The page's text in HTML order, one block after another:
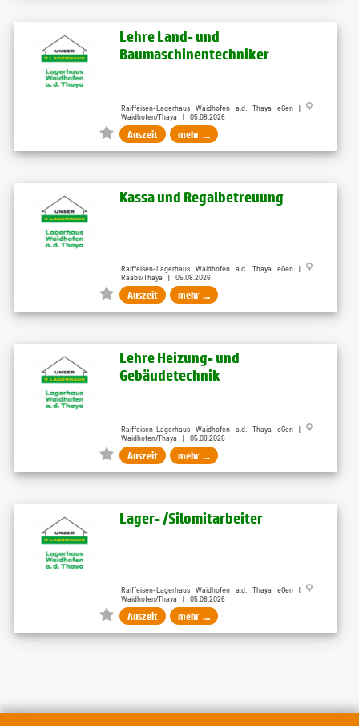
Lehre Land- und
Baumaschinentechniker
Raiffeisen-Lagerhaus Waidhofen a.d. Thaya eGen |
Waidhofen/Thaya | 05.08.2026
Auszeit mehr ...
Kassa und Regalbetreuung
Raiffeisen-Lagerhaus Waidhofen a.d. Thaya eGen |
Raabs/Thaya | 05.08.2026
Auszeit mehr ...
Lehre Heizung- und
Gebäudetechnik
Raiffeisen-Lagerhaus Waidhofen a.d. Thaya eGen |
Waidhofen/Thaya | 05.08.2026
Auszeit mehr ...
Lager- /Silomitarbeiter
Raiffeisen-Lagerhaus Waidhofen a.d. Thaya eGen |
Waidhofen/Thaya | 05.08.2026
Auszeit mehr ...